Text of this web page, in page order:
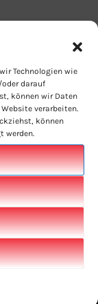
Technologien wie
darauf
können wir Daten
verarbeiten.
können
werden.
APP